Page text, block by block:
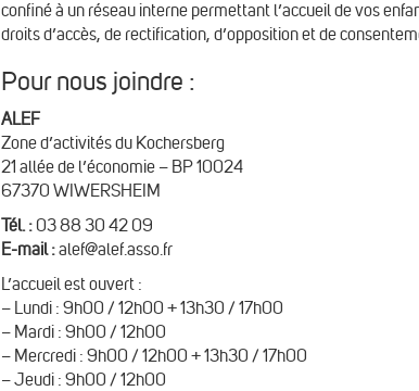
confiné à un réseau interne permettant l’accueil de vos
droits d’accès, de rectification, d’opposition et de
Pour nous joindre :
ALEF
Zone d’activités du Kochersberg
21 allée de l’économie – BP 10024
67370 WIWERSHEIM
Tél. : 03 88 30 42 09
E-mail :alef@alef.asso.fr
L’accueil est ouvert :
– Lundi : 9h00 / 12h00 + 13h30 / 17h00
– Mardi : 9h00 / 12h00
– Mercredi : 9h00 / 12h00 + 13h30 / 17h00
– Jeudi : 9h00 / 12h00